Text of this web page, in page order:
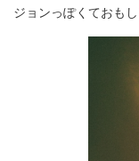
ジョンっぽくておもし